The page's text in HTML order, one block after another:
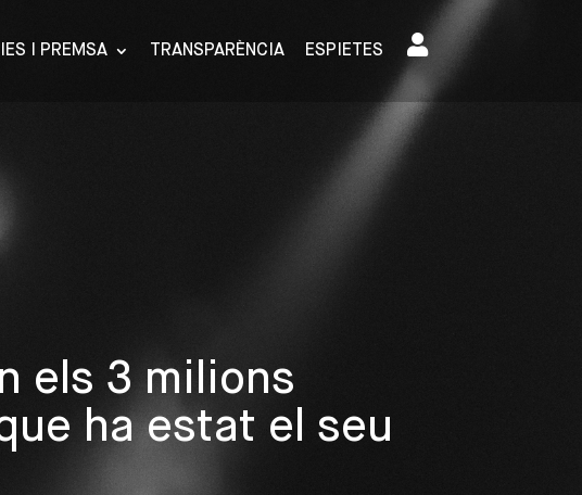
I PREMSA TRANSPARÈNCIA ESPIETES
els 3 milions
ha estat el seu